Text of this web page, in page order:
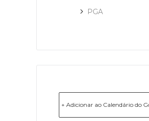
PGA
+ Adicionar ao Calendário do